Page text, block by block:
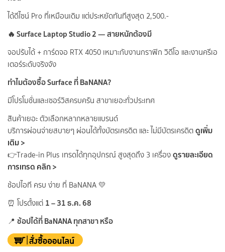
ได้ดีไซน์ Pro ที่เหมือนเดิม แต่ประหยัดทันทีสูงสุด 2,500.-
🔥 Surface Laptop Studio 2 — สายหนักต้องมี
จอปรับได้ + การ์ดจอ RTX 4050 เหมาะกับงานกราฟิก วิดีโอ และงานครีเอ
เตอร์ระดับจริงจัง
ทำไมต้องซื้อ Surface ที่ BaNANA?
มีโปรโมชั่นและเซอร์วิสครบครัน สาขาเยอะทั่วประเทศ
สินค้าเยอะ ตัวเลือกหลากหลายแบรนด์
บริการผ่อนจ่ายสบายๆ ผ่อนได้ทั้งบัตรเครดิต และ ไม่มีบัตรเครดิตดูเพิ่ม
เติม >
👉Trade-in Plus เทรดได้ทุกอุปกรณ์ สูงสุดถึง 3 เครื่องดูรายละเอียด
การเทรด คลิก >
ช้อปไอที ครบ ง่าย ที่ BaNANA 💛
⏰ โปรตั้งแต่ 1 – 31 ธ.ค. 68
📍 ช้อปได้ที่ BaNANA ทุกสาขา หรือ